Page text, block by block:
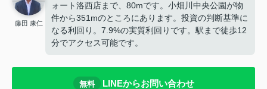
藤田 康仁
ォート洛西店まで、80mです。小畑川中央公園が物
件から351mのところにあります。投資の判断基準に
なる利回り。7.9%の実質利回りです。駅まで徒歩12
分でアクセス可能です。
無料 LINEからお問い合わせ